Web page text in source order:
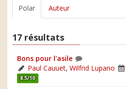
Polar Auteur
17 résultats
Bons pour l'asile
Paul Cauuet, Wilfrid Lupano
8.5/10